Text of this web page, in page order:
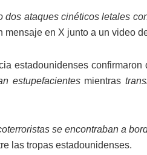
ataques cinéticos letales
mensaje en X junto a un video
estadounidenses
estupefacientesmientras
se encontraban a
las tropas estadounidenses.